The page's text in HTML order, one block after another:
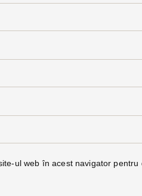
ul web în acest navigator pentru